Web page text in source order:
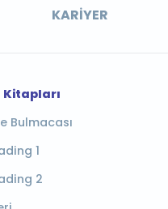
KARIYER
Kitapları
Bulmacası
1
2